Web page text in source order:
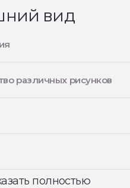
вид
различных рисунков
полностью